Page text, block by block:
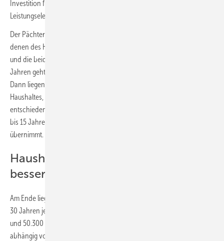
Investition für Reparaturen oder den eventuellen Tausch der
Leistungselektronik anfallen.
Der Pächter der Solaranlage hat zu Beginn Kosten, die leicht über
denen des Haushalts ohne Solaranlage liegen. Diese sind aber stabil
und die beiden Kurven nähern sich nach und nach an. Nach 20
Jahren geht die Anlage in den Besitz den Hauseigentümers über.
Dann liegen die Kosten auf dem gleichen Niveau wie die des
Haushaltes, der sich von Anfang an für den Kauf der Solaranlage
entschieden hat. Der Vorteil bei der Pacht: Die Kostenspitze nach 13
bis 15 Jahren fällt nicht an, da diese der Verpächter der Solaranlage
übernimmt.
Haushalte mit Solaranlagen kommen
besser weg
Am Ende liegen die Kosten für den Haushalt ohne Solaranlage nach
30 Jahren je nach Annahmen für die Strompreise zwischen 36.900
und 50.300 Euro. Die Kosten für den Pächter der Solaranlage liegen
abhängig von den Annahmen für die Pachtpreise und die